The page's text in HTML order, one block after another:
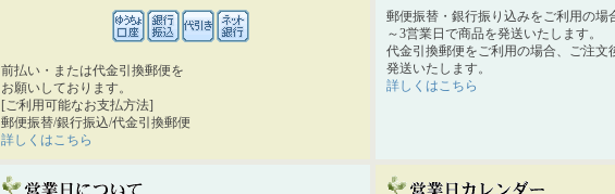
前払い・または代金引換郵便を
お願いしております。
[ご利用可能なお支払方法]
郵便振替/銀行振込/代金引換郵便
詳しくはこちら
郵便振替・銀行振り込みをご利用の場
～3営業日で商品を発送いたします。
代金引換郵便をご利用の場合、ご注文
発送いたします。
詳しくはこちら